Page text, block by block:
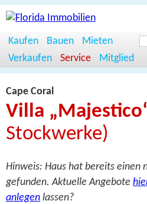
Kaufen Bauen
Mieten
Verkaufen
Service Mitglied
Cape Coral
Villa
Stockwerke)
Hinweis: Haus hat bereits einen
gefunden. Aktuelle Angebote
anlegen lassen?